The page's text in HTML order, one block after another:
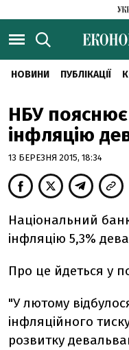
НОВИНИ ПУБЛІКАЦІЇ
НБУ
інфляцію
13 БЕРЕЗНЯ 2015, 18:34
Національний
інфляцію 5,3%
Про це йдеться у
"У лютому
інфляційного
розвитку